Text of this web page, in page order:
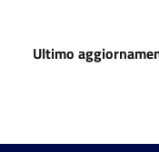
Ultimo